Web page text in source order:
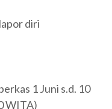
diri
1 Juni s.d. 10
WITA)